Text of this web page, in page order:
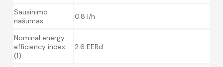
Sausinimo
našumas:
0.8 l/h
Nominal energy
efficiency index
(1)
2.6 EERd